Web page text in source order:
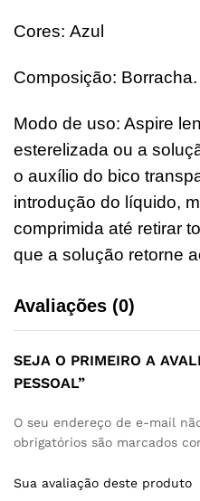
Cores: Azul
Composição: Borracha.
Modo de uso: Aspire
esterelizada ou a
o auxílio do bico
introdução do líquido,
comprimida até retirar
que a solução retorne
Avaliações (0)
SEJA O PRIMEIRO A
PESSOAL”
O seu endereço de e-mail
obrigatórios são marcados
Sua avaliação deste produto